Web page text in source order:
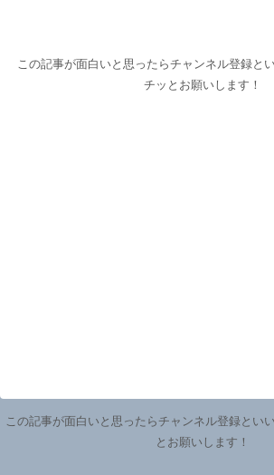
この記事が面白いと思ったらチャンネル登録と
チッとお願いします！
この記事が面白いと思ったらチャンネル登録とい
とお願いします！